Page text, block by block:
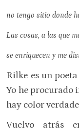
no tengo sitio donde
Las cosas, a las que
se enriquecen y me
Rilke es un
Yo he procurado
hay color
Vuelvo atrás